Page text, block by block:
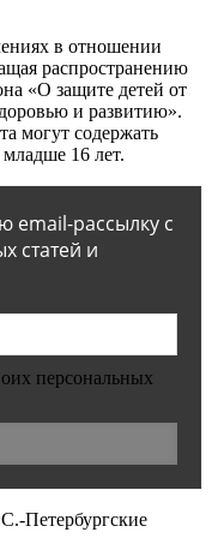
в отношении
распространению
«О защите детей от
и развитию».
могут содержать
16 лет.
email-рассылку с
статей и
персональных
Петербургские